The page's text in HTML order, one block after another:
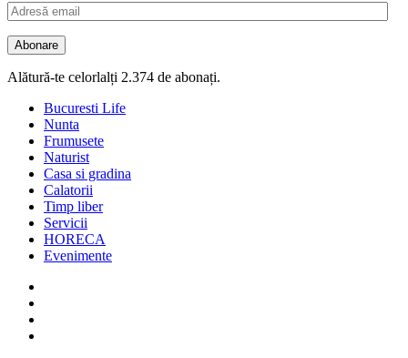
Adresă
email
Abonare
Alătură-te celorlalți 2.374 de abonați.
Bucuresti Life
Nunta
Frumusete
Naturist
Casa si gradina
Calatorii
Timp liber
Servicii
HORECA
Evenimente